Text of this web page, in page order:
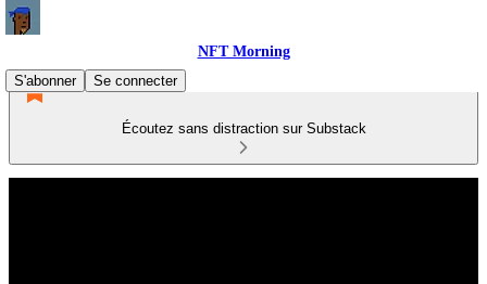
NFT Morning
S'abonner
Se connecter
Écoutez sans distraction sur Substack